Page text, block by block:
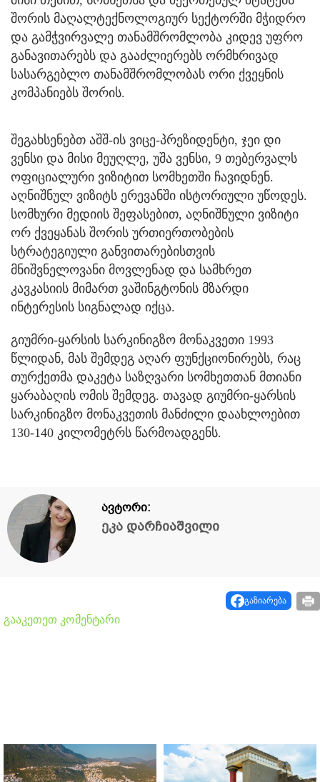
შორის მაღალტექნოლოგიურ სექტორში მჭიდრო
და გამჭვირვალე თანამშრომლობა კიდევ უფრო
განავითარებს და გააძლიერებს ორმხრივად
სასარგებლო თანამშრომლობას ორი ქვეყნის
კომპანიებს შორის.
შეგახსენებთ აშშ-ის ვიცე-პრეზიდენტი, ჯეი დი
ვენსი და მისი მეუღლე, უშა ვენსი, 9 თებერვალს
ოფიციალური ვიზიტით სომხეთში ჩავიდნენ.
აღნიშნულ ვიზიტს ერევანში ისტორიული უწოდეს.
სომხური მედიის შეფასებით, აღნიშნული ვიზიტი
ორ ქვეყანას შორის ურთიერთობების
სტრატეგიული განვითარებისთვის
მნიშვნელოვანი მოვლენად და სამხრეთ
კავკასიის მიმართ ვაშინგტონის მზარდი
ინტერესის სიგნალად იქცა.
გიუმრი-ყარსის სარკინიგზო მონაკვეთი 1993
წლიდან, მას შემდეგ აღარ ფუნქციონირებს, რაც
თურ­­ქეთმა დაკეტა საზღვარი სომხეთთან მთიანი
ყარაბაღის ომის შემდეგ. თავად გიუმრი-ყარსის
სარკინიგზო მონაკვეთის მანძილი დაახლოებით
130-140 კილომეტრს წარმოადგენს.
ავტორი:
ეკა დარჩიაშვილი
გაზიარება
გააკეთეთ კომენტარი